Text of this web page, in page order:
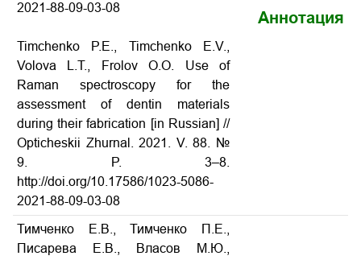
2021-88-09-03-08
Timchenko P.E., Timchenko E.V.,
Volova L.T., Frolov O.O. Use of
Raman spectroscopy for the
assessment of dentin materials
during their fabrication [in Russian] //
Opticheskii Zhurnal. 2021. V. 88. №
9. P. 3–8.
http://doi.org/10.17586/1023-5086-
2021-88-09-03-08
Аннотация
Тимченко Е.В., Тимченко П.Е.,
Писарева Е.В., Власов М.Ю.,